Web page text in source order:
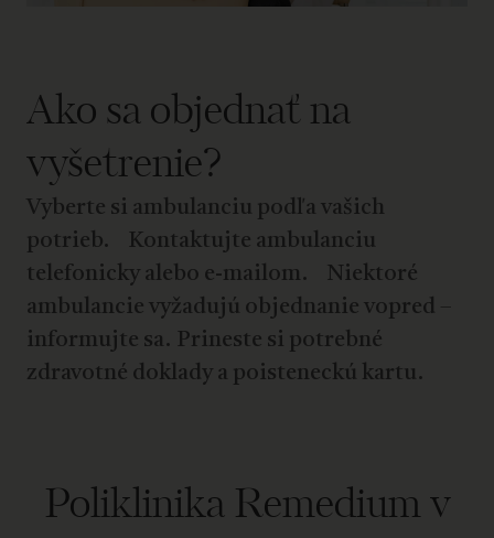
Ako sa objednať na
vyšetrenie?
Vyberte si ambulanciu podľa vašich
potrieb. Kontaktujte ambulanciu
telefonicky alebo e-mailom. Niektoré
ambulancie vyžadujú objednanie vopred –
informujte sa. Prineste si potrebné
zdravotné doklady a poisteneckú kartu.
Poliklinika Remedium v